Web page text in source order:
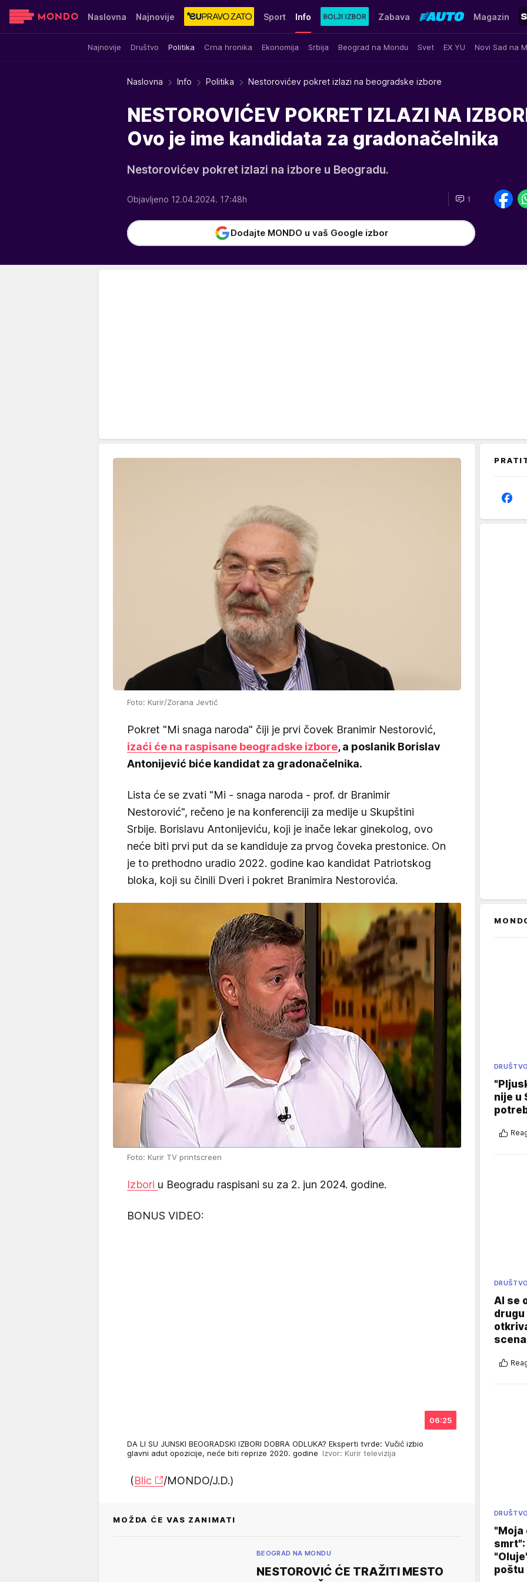
Naslovna Najnovije Sport Info
Najnovije Društvo Politika Crna hronika Ekonomija Srbija Beograd na Mondu Svet EX YU Novi Sad na
Zabava Magazin
Sensa Stvar ukusa Yumama
Naslovna Info Politika Nestorovićev pokret izlazi na beogradske izbore
NESTOROVIĆEV POKRET IZLAZI NA
Ovo je ime kandidata za gradonačelnika
Nestorovićev pokret izlazi na izbore u Beogradu.
Objavljeno 12.04.2024. 17:48h 1
Dodajte MONDO u vaš Google izbor
Foto: Kurir/Zorana Jevtić
Pokret "Mi snaga naroda" čiji je prvi čovek Branimir Nestorović,
izaći će na raspisane beogradske izbore, a poslanik Borislav
Antonijević biće kandidat za gradonačelnika.
Lista će se zvati "Mi - snaga naroda - prof. dr Branimir
Nestorović", rečeno je na konferenciji za medije u Skupštini
Srbije. Borislavu Antonijeviću, koji je inače lekar ginekolog, ovo
neće biti prvi put da se kandiduje za prvog čoveka prestonice. On
je to prethodno uradio 2022. godine kao kandidat Patriotskog
bloka, koji su činili Dveri i pokret Branimira Nestorovića.
Foto: Kurir TV printscreen
Izbori u Beogradu raspisani su za 2. jun 2024. godine.
BONUS VIDEO:
06:25
DA LI SU JUNSKI BEOGRADSKI IZBORI DOBRA ODLUKA? Eksperti tvrde: Vučić izbio
glavni adut opozicije, neće biti reprize 2020. godine Izvor: Kurir televizija
(Blic /MONDO/J.D.)
MOŽDA ĆE VAS ZANIMATI
BEOGRAD NA MONDU
NESTOROVIĆ ĆE TRAŽITI MESTO
DRUŠTVO
nije u
DRUŠTVO
AI se
DRUŠTVO
"Moja
poštu